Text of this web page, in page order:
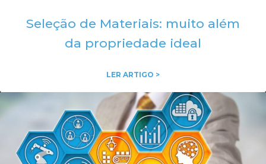
Seleção de Materiais: muito além
da propriedade ideal
LER ARTIGO >